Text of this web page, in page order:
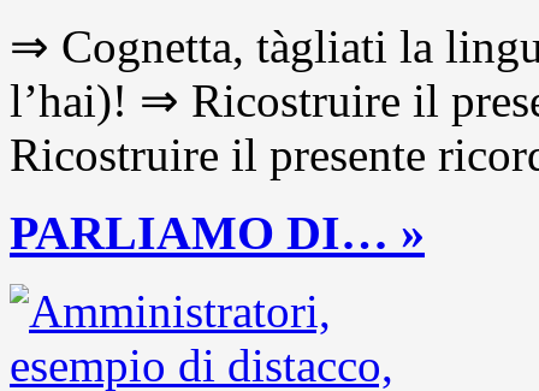
⇒ Cognetta, tàgliati la
l’hai)! ⇒ Ricostruire il
Ricostruire il presente
PARLIAMO DI… »